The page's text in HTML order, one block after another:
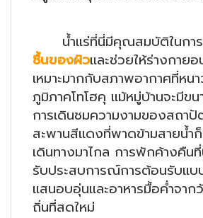
น้ำแร่ที่นี่มีคุณสมบัติในการ
ชื้นของผิวและช่วยให้ร่างกาย
เหมาะมากกับสภาพอากาศที่หน
ภูมิภาคโทโฮคุ แม้หมู่บ้านจะมีข
การเดินชมความงามของสถาปั
สะพานสีแดงที่พาดข้ามสายน้ำ
เดินทางมาไกล การพักค้างคืนที่
รับประสบการณ์การต้อนรับแบบ
แสนอบอุ่นและอาหารมื้อค่ำจา
ถิ่นที่สดใหม่